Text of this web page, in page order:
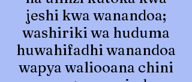
jeshi kwa wanandoa;
washiriki wa huduma
huwahifadhi wanandoa
wapya waliooana chini